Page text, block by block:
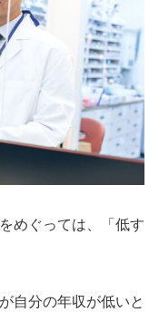
めぐっては、「低す
自分の年収が低いと